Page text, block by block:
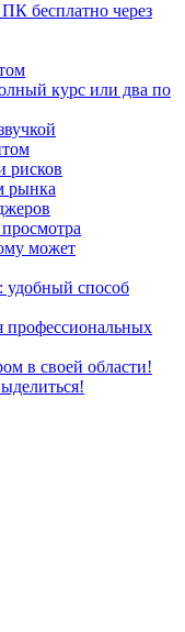
бесплатно через
курс или два по
рисков
рынка
может
удобный способ
профессиональных
в своей области!